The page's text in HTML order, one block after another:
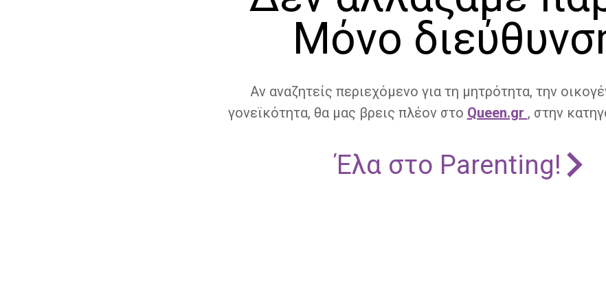
Μόνο
Αν αναζητείς περιεχόμενο για τη μητρότητα, την
γονεϊκότητα, θα μας βρεις πλέον στο Queen.gr , στην
Έλα στο Parenting!